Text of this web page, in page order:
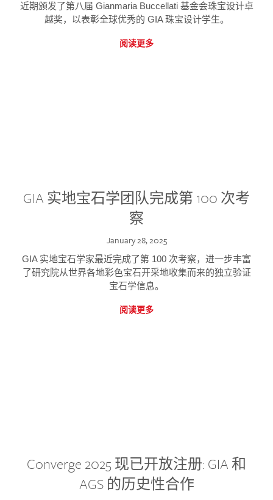
近期颁发了第八届 Gianmaria Buccellati 基金会珠宝设计卓
越奖，以表彰全球优秀的 GIA 珠宝设计学生。
阅读更多
GIA 实地宝石学团队完成第 100 次考
察
January 28, 2025
GIA 实地宝石学家最近完成了第 100 次考察，进一步丰富
了研究院从世界各地彩色宝石开采地收集而来的独立验证
宝石学信息。
阅读更多
Converge 2025 现已开放注册: GIA 和
AGS 的历史性合作